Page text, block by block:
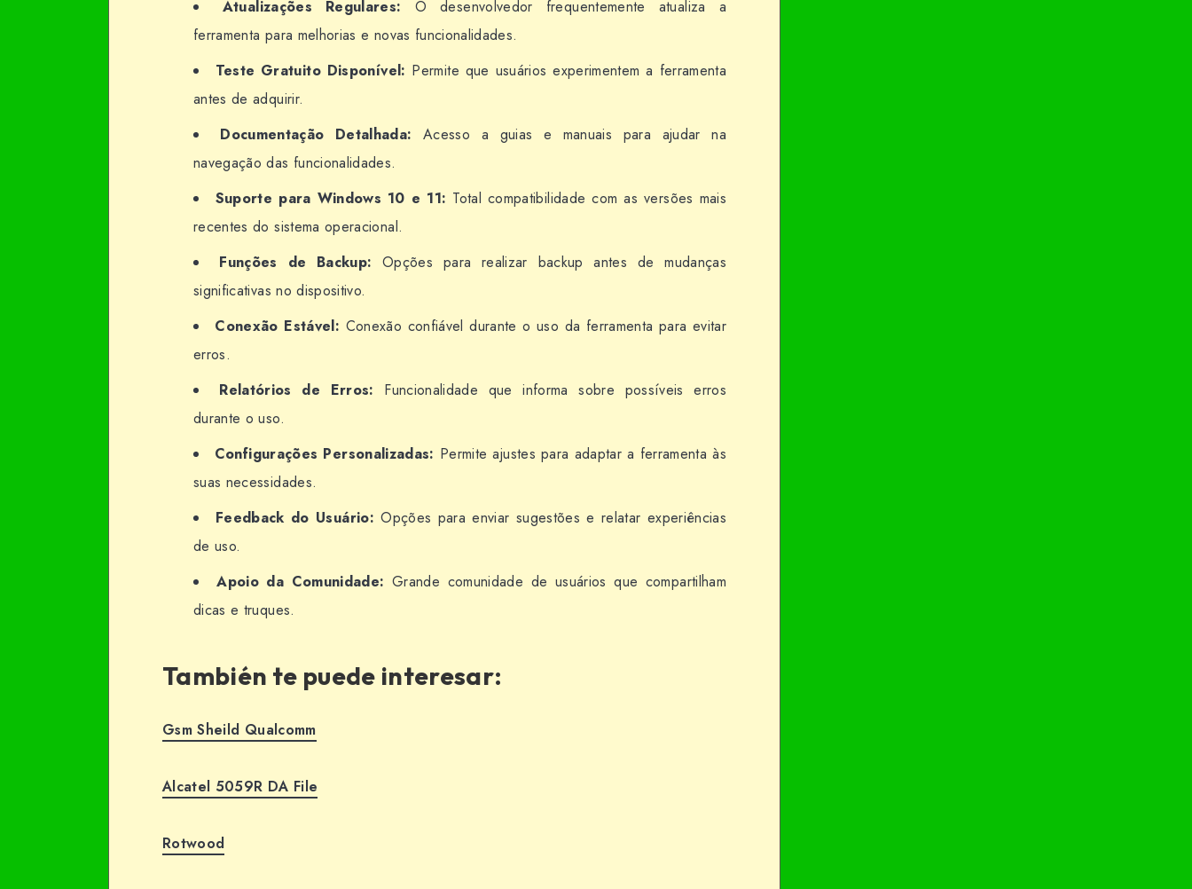
Atualizações Regulares: O desenvolvedor frequentemente atualiza a
ferramenta para melhorias e novas funcionalidades.
Teste Gratuito Disponível: Permite que usuários experimentem a ferramenta
antes de adquirir.
Documentação Detalhada: Acesso a guias e manuais para ajudar na
navegação das funcionalidades.
Suporte para Windows 10 e 11: Total compatibilidade com as versões mais
recentes do sistema operacional.
Funções de Backup: Opções para realizar backup antes de mudanças
significativas no dispositivo.
Conexão Estável: Conexão confiável durante o uso da ferramenta para evitar
erros.
Relatórios de Erros: Funcionalidade que informa sobre possíveis erros
durante o uso.
Configurações Personalizadas: Permite ajustes para adaptar a ferramenta às
suas necessidades.
Feedback do Usuário: Opções para enviar sugestões e relatar experiências
de uso.
Apoio da Comunidade: Grande comunidade de usuários que compartilham
dicas e truques.
También te puede interesar:
Gsm Sheild Qualcomm
Alcatel 5059R DA File
Rotwood